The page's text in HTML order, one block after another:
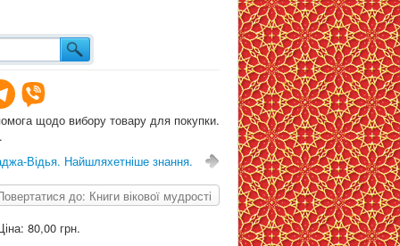
щодо вибору товару для покупки.
Відья. Найшляхетніше знання.
до: Книги вікової мудрості
80,00 грн.